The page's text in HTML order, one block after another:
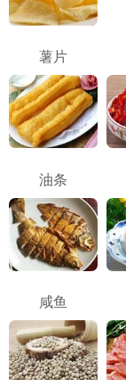
薯片
油条
咸鱼